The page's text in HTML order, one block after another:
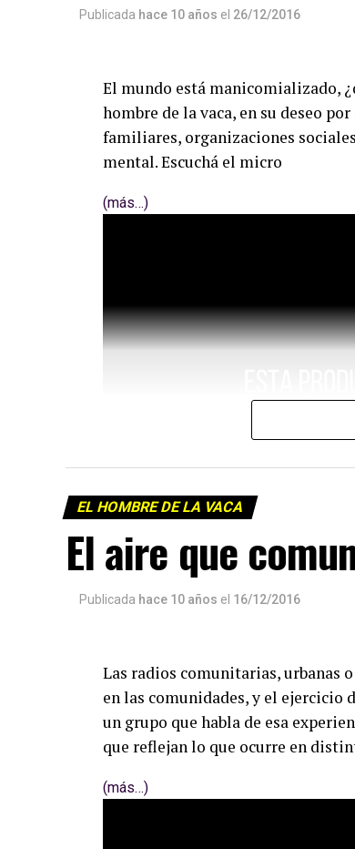
Publicada hace 10 años el 26/12/2016
El mundo está manicomializado,
hombre de la vaca, en su deseo
familiares, organizaciones
mental. Escuchá el micro
(más…)
EL HOMBRE DE LA VACA
El aire que
Publicada hace 10 años el 16/12/2016
Las radios comunitarias, urbanas
en las comunidades, y el ejercicio
un grupo que habla de esa
que reflejan lo que ocurre en
(más…)